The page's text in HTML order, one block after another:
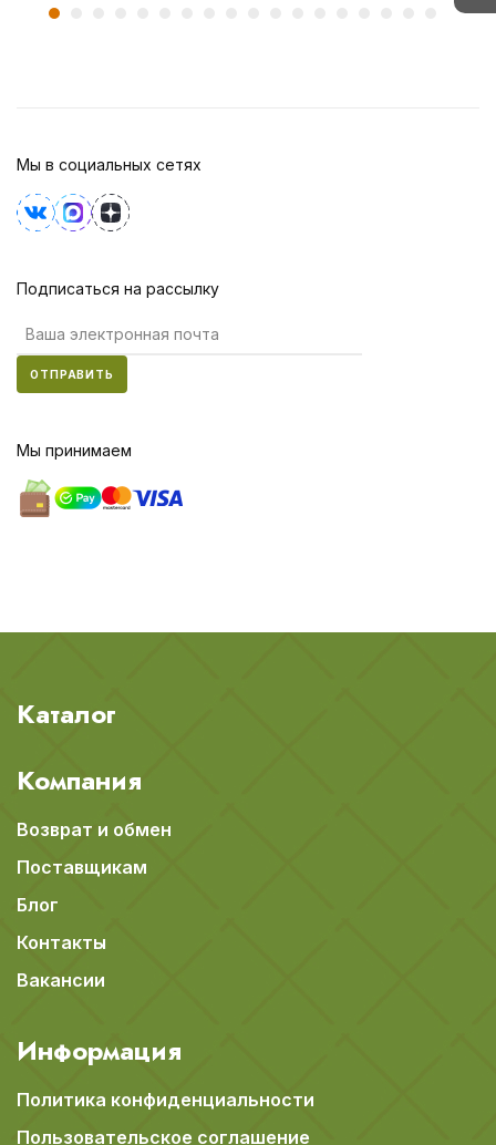
Мы в социальных сетях
Подписаться на рассылку
ОТПРАВИТЬ
Мы принимаем
Каталог
Компания
Возврат и обмен
Поставщикам
Блог
Контакты
Вакансии
Информация
Политика конфиденциальности
Пользовательское соглашение